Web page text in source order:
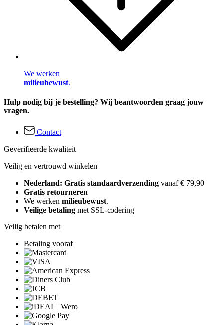
We werken
milieubewust.
Hulp nodig bij je bestelling? Wij beantwoorden graag jouw
vragen.
Contact
Geverifieerde kwaliteit
Veilig en vertrouwd winkelen
Nederland: Gratis standaardverzending vanaf € 79,90
Gratis retourneren
We werken milieubewust.
Veilige betaling met SSL-codering
Veilig betalen met
Betaling vooraf